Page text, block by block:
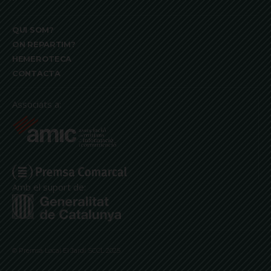
QUI SOM?
ON REPARTIM?
HEMEROTECA
CONTACTA
Associats a:
Amb el suport de:
© Premsa Local El Jardí SCCL 2025